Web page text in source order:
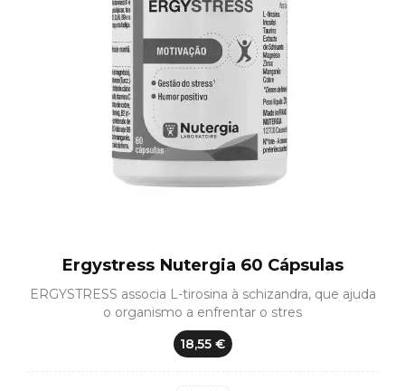
Ergystress Nutergia 60 Cápsulas
ERGYSTRESS associa L-tirosina à schizandra, que ajuda
o organismo a enfrentar o stres
18,55 €